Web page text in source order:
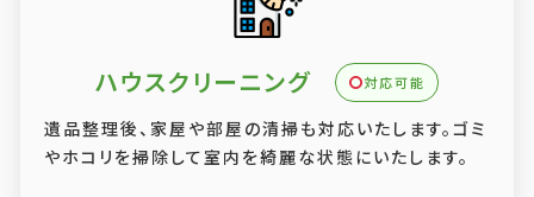
ハウスクリーニング 対応可能
遺品整理後、家屋や部屋の清掃も対応いたします。ゴミ
やホコリを掃除して室内を綺麗な状態にいたします。